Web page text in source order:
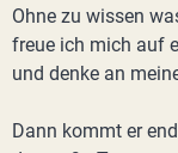
Ohne zu wissen
freue ich mich auf
und denke an
Dann kommt er